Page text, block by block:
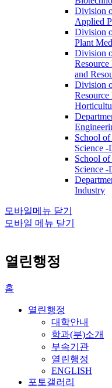
Division
Applied
Division
Plant
Division
and
Division
School
Science
School
Science
Industry
모바일메뉴 닫기
모바일 메뉴 닫기
열린행정
홈
열린행정
대학안내
학과(부)소개
부속기관
열린행정
ENGLISH
포토갤러리